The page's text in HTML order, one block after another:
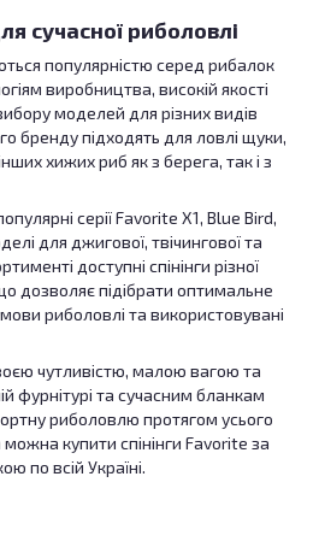
сучасної риболовлі
популярністю серед рибалок
виробництва, високій якості
моделей для різних видів
бренду підходять для ловлі щуки,
хижих риб як з берега, так і з
серії Favorite X1, Blue Bird,
для джигової, твічингової та
доступні спінінги різної
дозволяє підібрати оптимальне
риболовлі та використовувані
чутливістю, малою вагою та
фурнітурі та сучасним бланкам
риболовлю протягом усього
купити спінінги Favorite за
по всій Україні.